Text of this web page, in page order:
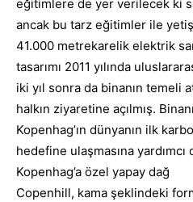
eğitimlere de yer verilecek ki
ancak bu tarz eğitimler ile
41.000 metrekarelik elektrik
tasarımı 2011 yılında
iki yıl sonra da binanın temeli
halkın ziyaretine açılmış.
Kopenhag’ın dünyanın ilk
hedefine ulaşmasına yardımcı
Kopenhag’a özel yapay dağ
Copenhill, kama şeklindeki